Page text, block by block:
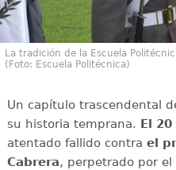
La tradición de la Escuela
(Foto: Escuela Politécnica)
Un capítulo trascendental
su historia temprana. El
atentado fallido contra el
Cabrera, perpetrado por el